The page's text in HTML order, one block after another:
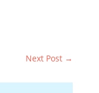
Next Post →